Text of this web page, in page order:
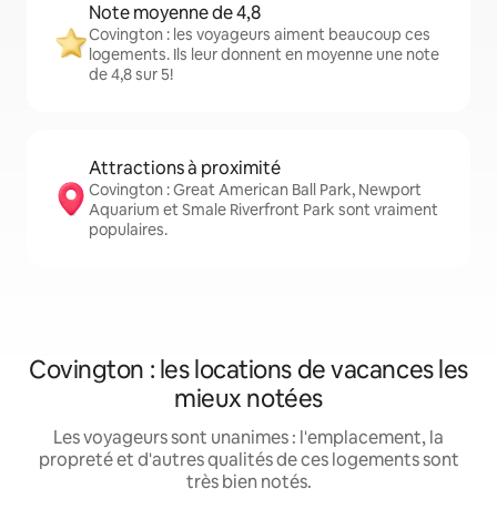
Note moyenne de 4,8
Covington : les voyageurs aiment beaucoup ces
logements. Ils leur donnent en moyenne une note
de 4,8 sur 5!
Attractions à proximité
Covington : Great American Ball Park, Newport
Aquarium et Smale Riverfront Park sont vraiment
populaires.
Covington : les locations de vacances les
mieux notées
Les voyageurs sont unanimes : l'emplacement, la
propreté et d'autres qualités de ces logements sont
très bien notés.